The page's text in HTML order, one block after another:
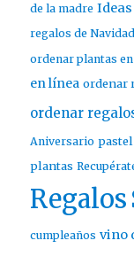
de la madre
regalos de Navidad
ordenar plantas
en línea ordenar
ordenar
Aniversario
plantas
Regalos
cumpleaños vino